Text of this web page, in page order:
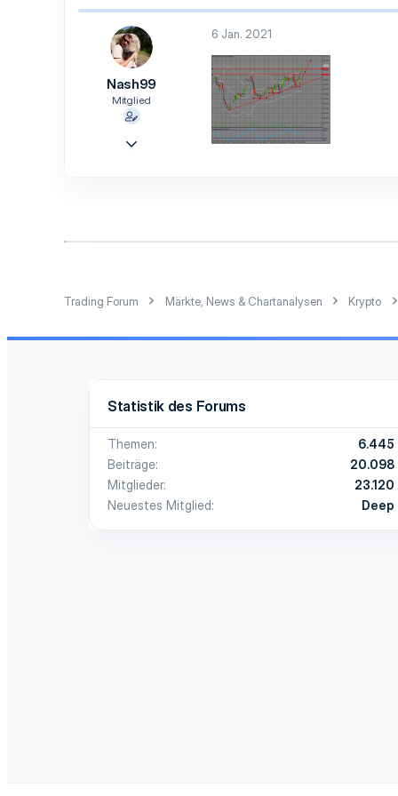
Nash99
Mitglied
6 Jan. 2021
Trading Forum Märkte, News & Chartanalysen Krypto
Statistik des Forums
Themen
6.445
Beiträge
20.098
Mitglieder
23.120
Neuestes Mitglied
Deep